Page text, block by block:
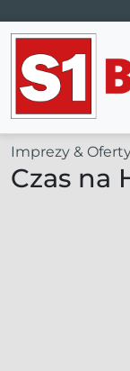
Main
Imprezy &
Czas na